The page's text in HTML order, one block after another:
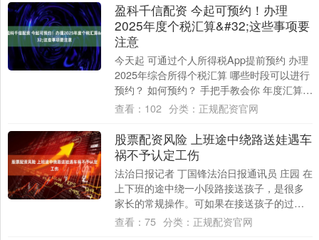
盈科千信配资 今起可预约！办理
2025年度个税汇算&#32;这些事项要
注意
今天起 可通过个人所得税App提前预约 办理
2025年综合所得个税汇算 哪些时段可以进行
预约？ 如何预约？ 手把手教会你 年度汇算的
时间范围是什么？ 纳税人可以....
查看： 102 分类： 正规配资官网
股票配资风险 上班途中绕路送娃遇车
祸不予认定工伤
法治日报记者 丁国锋法治日报通讯员 庄园 在
上下班的途中绕一小段路接送孩子，是很多
家长的常规操作。可如果在接送孩子的过程
中发生意外，受伤的家长是否可以被认定为
查看： 75 分类： 正规配资官网